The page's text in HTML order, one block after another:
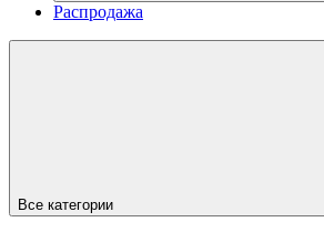
Распродажа
Все категории